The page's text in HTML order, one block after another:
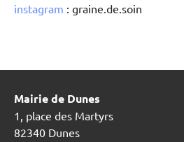
instagram : graine.de.soin
Mairie de Dunes
1, place des Martyrs
82340 Dunes